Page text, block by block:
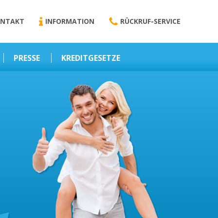
INFORMATION RÜCKRUF-SERVICE
PRESSE
Wirtschaft – Finanzen
KREDITGESETZE
Vermittlungsvertrag
Schriftform
Darlehensvermittlung
Nebenentgelte
Kreditvermittlung
Abweichende
Vereinbarung
Erlaubnis zur
Kreditvermittlung